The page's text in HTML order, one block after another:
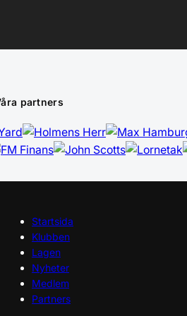
partners
Startsida
Klubben
Lagen
Nyheter
Medlem
Partners